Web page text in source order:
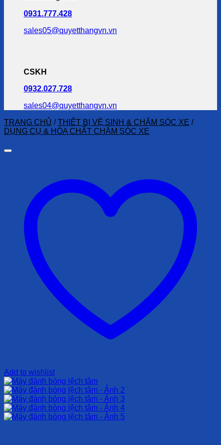
0931.777.428
sales05@quyetthangvn.vn
CSKH
0932.027.728
sales04@quyetthangvn.vn
TRANG CHỦ / THIẾT BỊ VỆ SINH & CHĂM SÓC XE /
DỤNG CỤ & HÓA CHẤT CHĂM SÓC XE
Add to wishlist